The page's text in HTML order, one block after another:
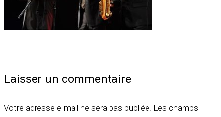
Laisser un commentaire
Votre adresse e-mail ne sera pas publiée. Les champs